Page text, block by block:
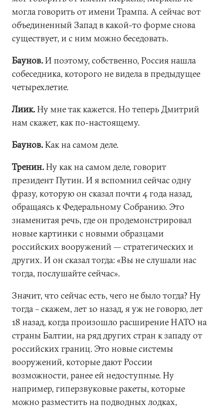
могла говорить от имени Трампа. А сейчас вот
объединенный Запад в какой-то форме снова
существует, и с ним можно беседовать.
Баунов.И поэтому, собственно, Россия нашла
собеседника, которого не видела в предыдущее
четырехлетие.
Лиик.Ну мне так кажется. Но теперь Дмитрий
нам скажет, как по-настоящему.
Баунов.Как на самом деле.
Тренин.Ну как на самом деле, говорит
президент Путин. И я вспомнил сейчас одну
фразу, которую он сказал почти 4 года назад,
обращаясь к Федеральному Собранию. Это
знаменитая речь, где он продемонстрировал
новые картинки с новыми образцами
российских вооружений — стратегических и
других. И он сказал тогда: «Вы не слушали нас
тогда, послушайте сейчас».
Значит, что сейчас есть, чего не было тогда? Ну
тогда – скажем, лет 10 назад, я уж не говорю, лет
18 назад, когда произошло расширение НАТО на
страны Балтии, на ряд других стран к западу от
российских границ. Это новые системы
вооружений, которые дают России
возможности, ранее ей недоступные. Ну
например, гиперзвуковые ракеты, которые
можно разместить на подводных лодках,